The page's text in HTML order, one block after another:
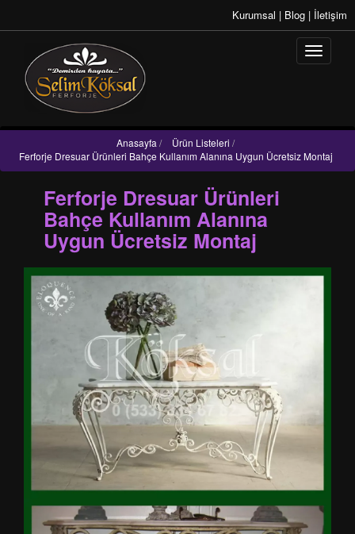
Kurumsal | Blog | İletişim
Anasayfa / Ürün Listeleri /
Ferforje Dresuar Ürünleri Bahçe Kullanım Alanına Uygun Ücretsiz Montaj
Ferforje Dresuar Ürünleri
Bahçe Kullanım Alanına
Uygun Ücretsiz Montaj